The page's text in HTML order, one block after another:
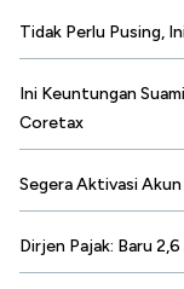
Tidak Perlu Pusing,
Ini Keuntungan
Coretax
Segera Aktivasi
Dirjen Pajak: Baru